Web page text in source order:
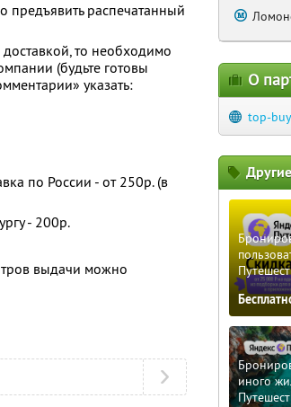
предъявить распечатанный
доставкой, то необходимо
(будьте готовы
указать:
по России - от 250р. (в
- 200р.
выдачи можно
О
top-
иного